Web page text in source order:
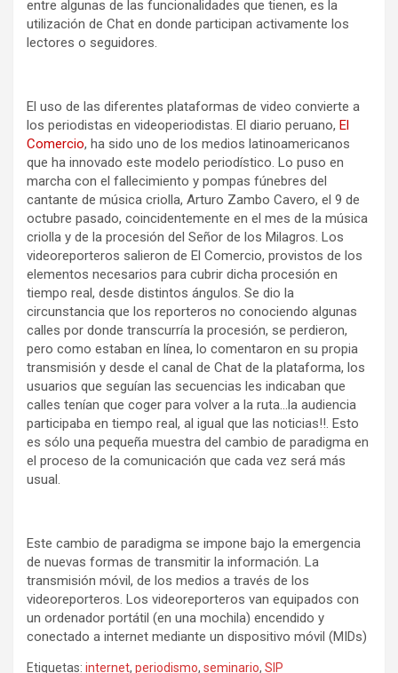
entre algunas de las funcionalidades que tienen, es la
utilización de Chat en donde participan activamente los
lectores o seguidores.
El uso de las diferentes plataformas de video convierte a
los periodistas en videoperiodistas. El diario peruano, El
Comercio, ha sido uno de los medios latinoamericanos
que ha innovado este modelo periodístico. Lo puso en
marcha con el fallecimiento y pompas fúnebres del
cantante de música criolla, Arturo Zambo Cavero, el 9 de
octubre pasado, coincidentemente en el mes de la música
criolla y de la procesión del Señor de los Milagros. Los
videoreporteros salieron de El Comercio, provistos de los
elementos necesarios para cubrir dicha procesión en
tiempo real, desde distintos ángulos. Se dio la
circunstancia que los reporteros no conociendo algunas
calles por donde transcurría la procesión, se perdieron,
pero como estaban en línea, lo comentaron en su propia
transmisión y desde el canal de Chat de la plataforma, los
usuarios que seguían las secuencias les indicaban que
calles tenían que coger para volver a la ruta…la audiencia
participaba en tiempo real, al igual que las noticias!!. Esto
es sólo una pequeña muestra del cambio de paradigma en
el proceso de la comunicación que cada vez será más
usual.
Este cambio de paradigma se impone bajo la emergencia
de nuevas formas de transmitir la información. La
transmisión móvil, de los medios a través de los
videoreporteros. Los videoreporteros van equipados con
un ordenador portátil (en una mochila) encendido y
conectado a internet mediante un dispositivo móvil (MIDs)
Etiquetas: internet, periodismo, seminario, SIP